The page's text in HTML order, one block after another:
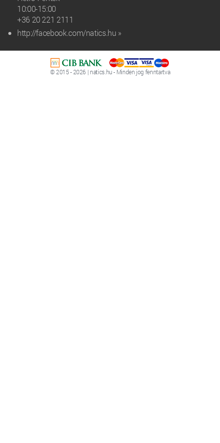
10:00-15:00
+36 20 221 2111‬
http://facebook.com/natics.hu »
© 2015 - 2026 | natics.hu - Minden jog fenntartva